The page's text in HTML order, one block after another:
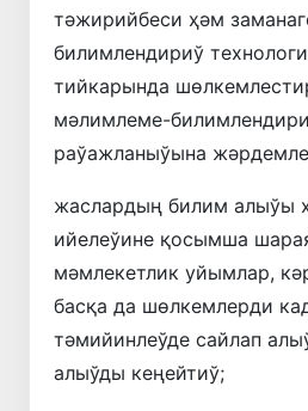
тәжирийбеси ҳәм
билимлендириў
тийкарында
мәлимлеме-
раўажланыўына
жаслардың билим алыўы
ийелеўине қосымша
мәмлекетлик уйымлар,
басқа да шөлкемлерди
тәмийинлеўде сайлап
алыўды кеңейтиў;